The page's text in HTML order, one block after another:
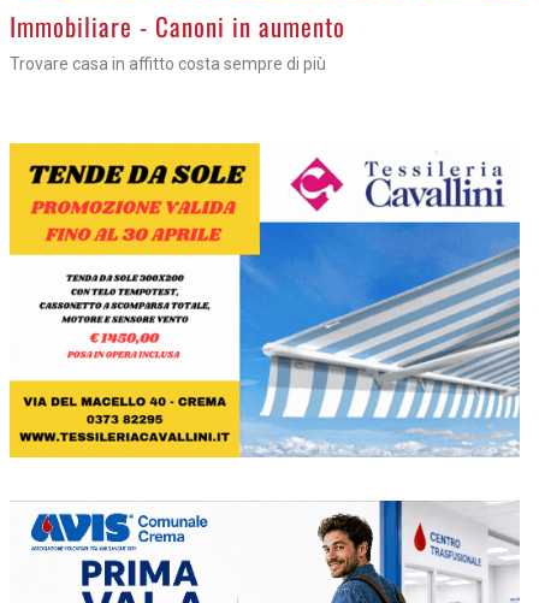
>Immobiliare - Canoni in aumento
Trovare casa in affitto costa sempre di più